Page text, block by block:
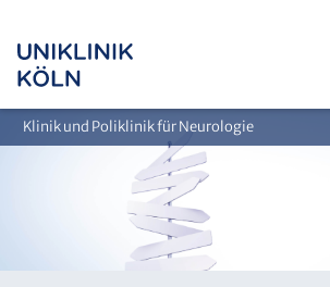
Klinik und Poliklinik für Neurologie